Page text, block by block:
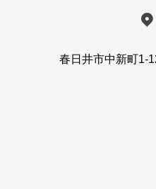
春日井市中新町1-